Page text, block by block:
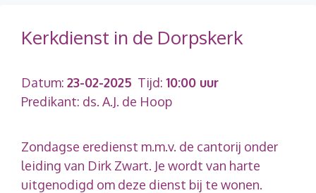
Kerkdienst in de Dorpskerk
Datum: 23-02-2025 Tijd: 10:00 uur
Predikant: ds. A.J. de Hoop
Zondagse eredienst m.m.v. de cantorij onder
leiding van Dirk Zwart. Je wordt van harte
uitgenodigd om deze dienst bij te wonen.